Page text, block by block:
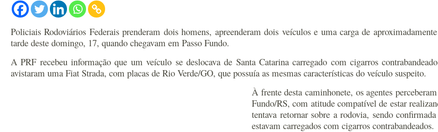
Policiais Rodoviários Federais prenderam dois homens, apreenderam dois veículos e uma carga de
tarde deste domingo, 17, quando chegavam em Passo Fundo.
A PRF recebeu informação que um veículo se deslocava de Santa Catarina carregado com cigarros
avistaram uma Fiat Strada, com placas de Rio Verde/GO, que possuía as mesmas características do veículo suspeito.
À frente desta caminhonete, os agentes
Fundo/RS, com atitude compatível de estar
tentava retornar sobre a rodovia, sendo
estavam carregados com cigarros contrabandeados.